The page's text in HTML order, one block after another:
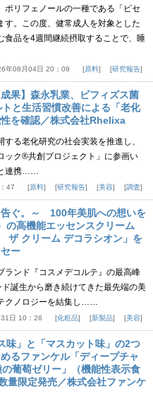
ポリフェノールの一種である「ピセ
す。この度、健常成人を対象とした
食品を4週間継続摂取することで、睡
年08月04日 20：09 原料 研究報告
成果】森永乳業、ビフィズス菌
と生活習慣改善による「老化
を確認／株式会社Rhelixa
る老化研究の社会実装を推進し、
ック®共創プロジェクト」に参画い
連携……
47 原料 研究報告 美容 調査
告ぐ。～ 100年美肌への想いを
高機能エッセンスクリーム
ザ クリーム デコラシオン」を
ー
ランド『コスメデコルテ』の最高峰
誕生から磨き続けてきた最先端の美
クノロジーを結集し……
日 10：26 化粧品 新製品 美容
味」と「マスカット味」の2つ
るファンケル「ディープチャ
葡萄ゼリー」（機能性表示食
量限定発売／株式会社ファンケ